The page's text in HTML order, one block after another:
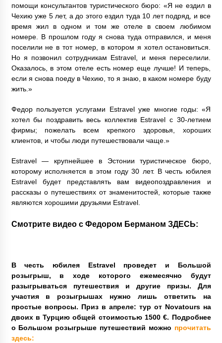
помощи консультантов туристического бюро: «Я не ездил в
Чехию уже 5 лет, а до этого ездил туда 10 лет подряд, и все
время жил в одном и том же отеле в своем любимом
номере. В прошлом году я снова туда отправился, и меня
поселили не в тот номер, в котором я хотел остановиться.
Но я позвонил сотрудникам Estravel, и меня переселили.
Оказалось, в этом отеле есть номер еще лучше! И теперь,
если я снова поеду в Чехию, то я знаю, в каком номере буду
жить.»
Федор пользуется услугами Estravel уже многие годы: «Я
хотел бы поздравить весь коллектив Estravel с 30-летием
фирмы; пожелать всем крепкого здоровья, хороших
клиентов, и чтобы люди путешествовали чаще.»
Estravel — крупнейшее в Эстонии туристическое бюро,
которому исполняется в этом году 30 лет. В честь юбилея
Estravel будет представлять вам видеопоздравления и
рассказы о путешествиях от знаменитостей, которые также
являются хорошими друзьями Estravel.
Смотрите видео с Федором Берманом ЗДЕСЬ:
В честь юбилея Estravel проведет и Большой
розыгрыш, в ходе которого ежемесячно будут
разыгрываться путешествия и другие призы. Для
участия в розыгрышах нужно лишь ответить на
простые вопросы. Приз в апреле: тур от Novatours на
двоих в Турцию общей стоимостью 1500 €. Подробнее
о Большом розыгрыше путешествий можно прочитать
здесь: